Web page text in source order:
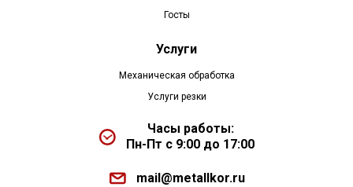
Госты
Услуги
Механическая обработка
Услуги резки
Часы работы:
Пн-Пт с 9:00 до 17:00
mail@metallkor.ru